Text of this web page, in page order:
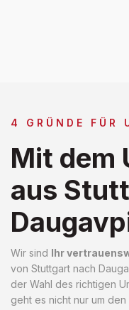
4 GRÜNDE FÜR
Mit dem
aus
Wir sind Ihr
von Stuttgart nach
der Wahl des richtigen
geht es nicht nur um